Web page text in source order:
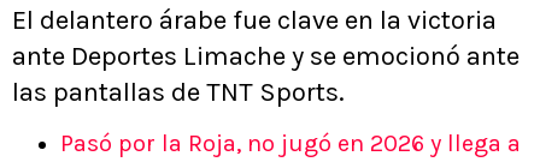
El delantero árabe fue clave en la victoria
ante Deportes Limache y se emocionó ante
las pantallas de TNT Sports.
Pasó por la Roja, no jugó en 2026 y llega a